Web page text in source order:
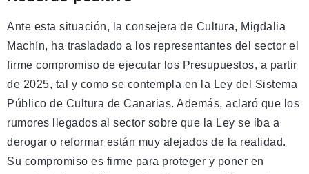
Ante esta situación, la consejera de Cultura, Migdalia
Machín, ha trasladado a los representantes del sector el
firme compromiso de ejecutar los Presupuestos, a partir
de 2025, tal y como se contempla en la Ley del Sistema
Público de Cultura de Canarias. Además, aclaró que los
rumores llegados al sector sobre que la Ley se iba a
derogar o reformar están muy alejados de la realidad.
Su compromiso es firme para proteger y poner en